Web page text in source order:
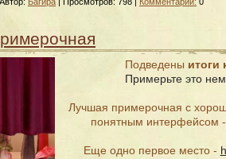
Подведены итоги
Примерьте это
Лучшая примерочная с
понятным интерфейсом -
Еще одно первое место -